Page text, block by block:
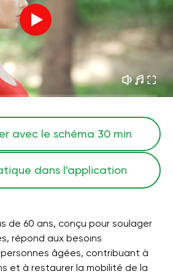
avec le schéma 30 min
dans l'application
de 60 ans, conçu pour soulager
répond aux besoins
âgées, contribuant à
et à restaurer la mobilité de la